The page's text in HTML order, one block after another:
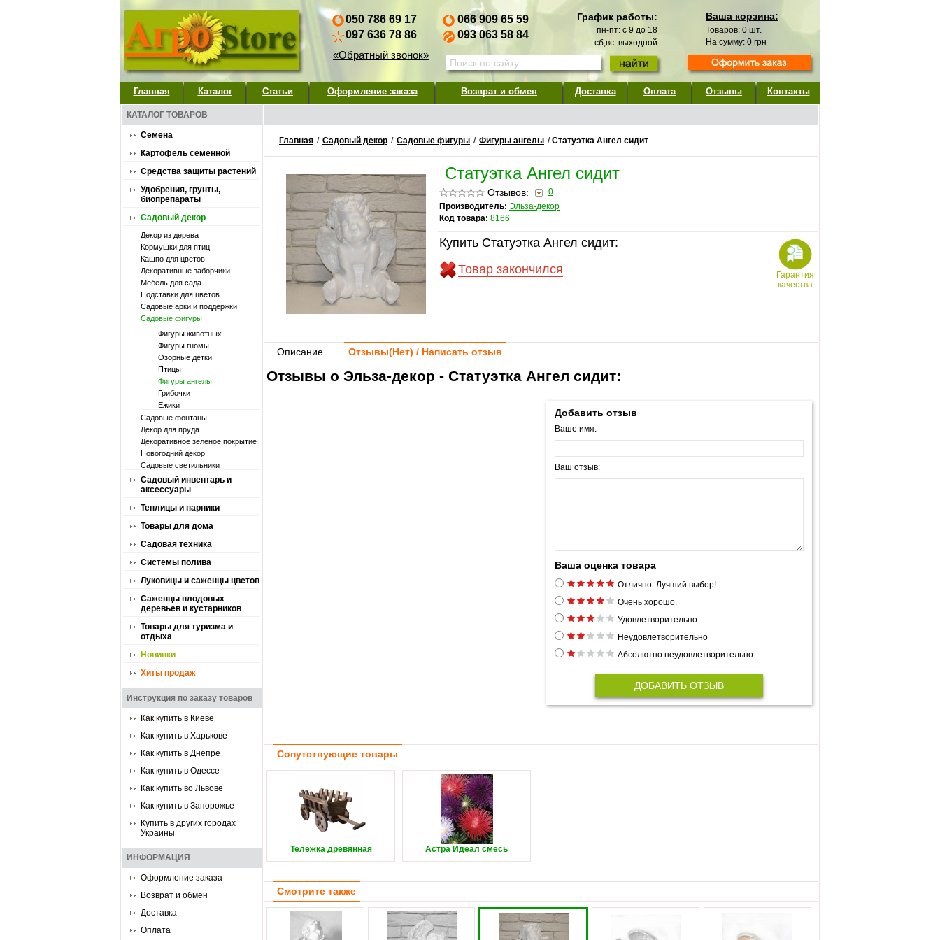
050 786 69 17
097 636 78 86
«Обратный звонок»
066 909 65 59
093 063 58 84
График работы:
пн-пт: с 9 до 18
сб,вс: выходной
Ваша корзина:
Товаров: 0 шт.
На сумму: 0 грн
Главная Каталог Статьи Оформление заказа Возврат и обмен Доставка Оплата Отзывы Контакты
КАТАЛОГ ТОВАРОВ
Семена
Картофель семенной
Средства защиты растений
Удобрения, грунты,
биопрепараты
Садовый декор
Декор из дерева
Кормушки для птиц
Кашпо для цветов
Декоративные заборчики
Мебель для сада
Подставки для цветов
Садовые арки и поддержки
Садовые фигуры
Фигуры животных
Фигуры гномы
Озорные детки
Птицы
Фигуры ангелы
Грибочки
Ёжики
Садовые фонтаны
Декор для пруда
Декоративное зеленое покрытие
Новогодний декор
Садовые светильники
Садовый инвентарь и
аксессуары
Теплицы и парники
Товары для дома
Садовая техника
Системы полива
Луковицы и саженцы цветов
Саженцы плодовых
деревьев и кустарников
Товары для туризма и
отдыха
Новинки
Хиты продаж
Инструкция по заказу товаров
Как купить в Киеве
Как купить в Харькове
Как купить в Днепре
Как купить в Одессе
Как купить во Львове
Как купить в Запорожье
Купить в других городах
Украины
ИНФОРМАЦИЯ
Оформление заказа
Возврат и обмен
Доставка
Оплата
Главная / Садовый декор / Садовые фигуры / Фигуры ангелы /Статуэтка Ангел сидит
Статуэтка Ангел сидит
Отзывов:
0
Производитель: Эльза-декор
Код товара: 8166
Купить Статуэтка Ангел сидит:
Товар закончился
Гарантия
качества
Описание Отзывы(Нет) / Написать отзыв
Отзывы о Эльза-декор - Статуэтка Ангел сидит:
Добавить отзыв
Ваше имя:
Ваш отзыв:
Ваша оценка товара
Отлично. Лучший выбор!
Очень хорошо.
Удовлетворительно.
Неудовлетворительно
Абсолютно неудовлетворительно
ДОБАВИТЬ ОТЗЫВ
Сопутствующие товары
Тележка древянная Астра Идеал смесь
Смотрите также